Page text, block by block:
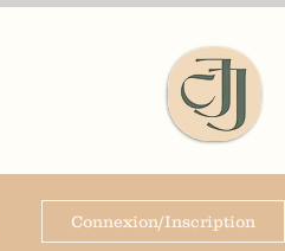
Connexion/Inscription